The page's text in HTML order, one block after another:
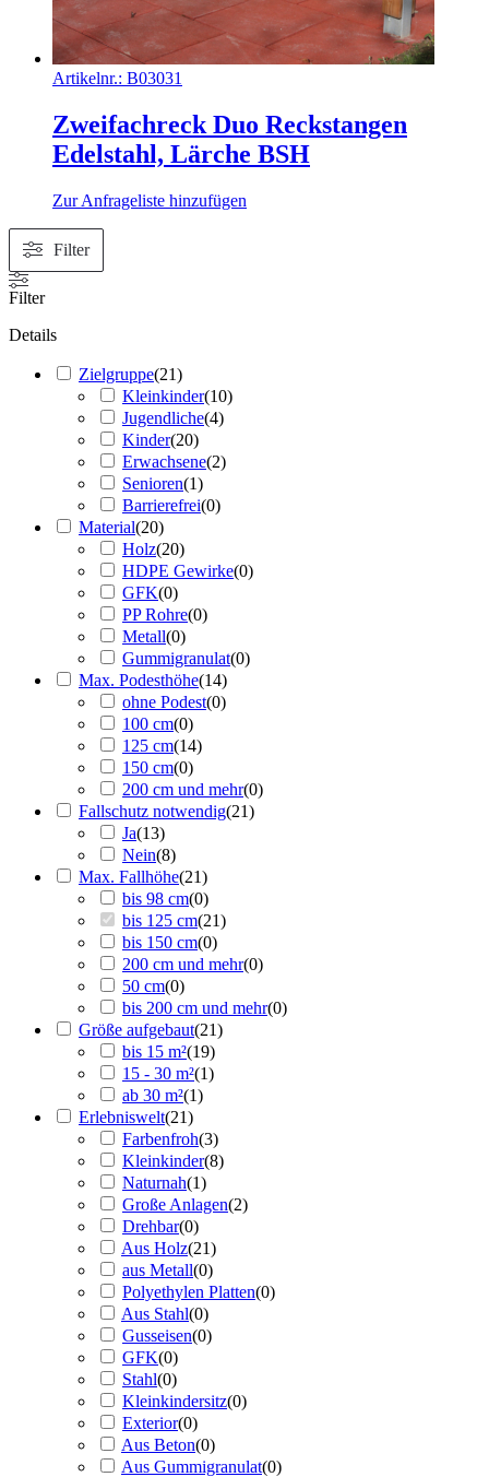
Artikelnr.: B03031
Zweifachreck Duo Reckstangen
Edelstahl, Lärche BSH
Zur Anfrageliste hinzufügen
Filter
Filter
Details
Zielgruppe(21)
Kleinkinder(10)
Jugendliche(4)
Kinder(20)
Erwachsene(2)
Senioren(1)
Barrierefrei(0)
Material(20)
Holz(20)
HDPE Gewirke(0)
GFK(0)
PP Rohre(0)
Metall(0)
Gummigranulat(0)
Max. Podesthöhe(14)
ohne Podest(0)
100 cm(0)
125 cm(14)
150 cm(0)
200 cm und mehr(0)
Fallschutz notwendig(21)
Ja(13)
Nein(8)
Max. Fallhöhe(21)
bis 98 cm(0)
bis 125 cm(21)
bis 150 cm(0)
200 cm und mehr(0)
50 cm(0)
bis 200 cm und mehr(0)
Größe aufgebaut(21)
bis 15 m²(19)
15 - 30 m²(1)
ab 30 m²(1)
Erlebniswelt(21)
Farbenfroh(3)
Kleinkinder(8)
Naturnah(1)
Große Anlagen(2)
Drehbar(0)
Aus Holz(21)
aus Metall(0)
Polyethylen Platten(0)
Aus Stahl(0)
Gusseisen(0)
GFK(0)
Stahl(0)
Kleinkindersitz(0)
Exterior(0)
Aus Beton(0)
Aus Gummigranulat(0)